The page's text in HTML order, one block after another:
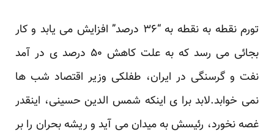
تورم نقطه به نقطه به “۳۶ درصد” افزایش می یابد و کار
بجائی می رسد که به علت کاهش ۵۰ درصد ی در آمد
نفت و گرسنگی در ایران، طفلکی وزیر اقتصاد شب ها
نمی خوابد.لابد برا ی اینکه شمس الدین حسینی، اینقدر
غصه نخورد، رئیسش به میدان می آید و ریشه بحران را بر